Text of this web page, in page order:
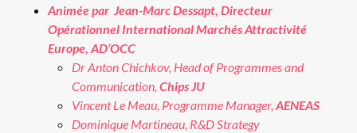
Animée par Jean-Marc Dessapt, Directeur
Opérationnel International Marchés Attractivité
Europe, AD’OCC
Dr Anton Chichkov, Head of Programmes and
Communication, Chips JU
Vincent Le Meau, Programme Manager, AENEAS
Dominique Martineau, R&D Strategy